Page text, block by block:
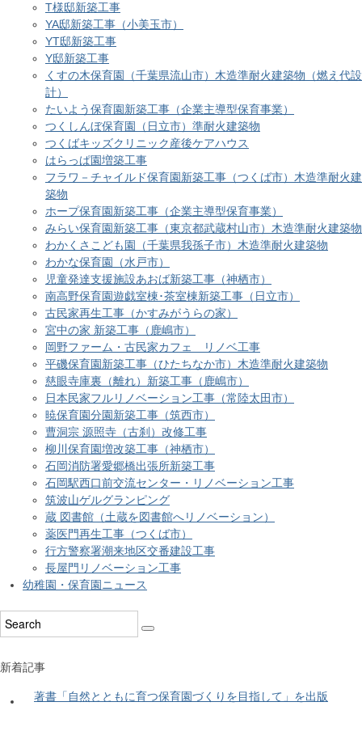
T様邸新築工事
YA邸新築工事（小美玉市）
YT邸新築工事
Y邸新築工事
くすの木保育園（千葉県流山市）木造準耐火建築物（燃え代設
計）
たいよう保育園新築工事（企業主導型保育事業）
つくしんぼ保育園（日立市）準耐火建築物
つくばキッズクリニック産後ケアハウス
はらっぱ園増築工事
フラワ－チャイルド保育園新築工事（つくば市）木造準耐火建
築物
ホープ保育園新築工事（企業主導型保育事業）
みらい保育園新築工事（東京都武蔵村山市）木造準耐火建築物
わかくさこども園（千葉県我孫子市）木造準耐火建築物
わかな保育園（水戸市）
児童発達支援施設あおば新築工事（神栖市）
南高野保育園遊戯室棟･茶室棟新築工事（日立市）
古民家再生工事（かすみがうらの家）
宮中の家 新築工事（鹿嶋市）
岡野ファーム・古民家カフェ リノベ工事
平磯保育園新築工事（ひたちなか市）木造準耐火建築物
慈眼寺庫裏（離れ）新築工事（鹿嶋市）
日本民家フルリノベーション工事（常陸太田市）
暁保育園分園新築工事（筑西市）
曹洞宗 源照寺（古刹）改修工事
柳川保育園増改築工事（神栖市）
石岡消防署愛郷橋出張所新築工事
石岡駅西口前交流センター・リノベーション工事
筑波山ゲルグランピング
蔵 図書館（土蔵を図書館へリノベーション）
薬医門再生工事（つくば市）
行方警察署潮来地区交番建設工事
長屋門リノベーション工事
幼稚園・保育園ニュース
新着記事
著書「自然とともに育つ保育園づくりを目指して」を出版